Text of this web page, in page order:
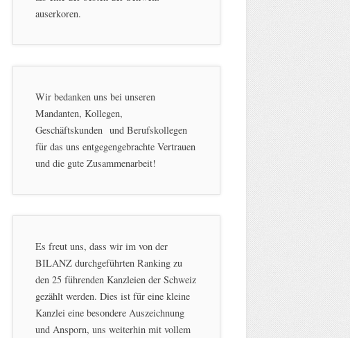
auserkoren.
Wir bedanken uns bei unseren
Mandanten, Kollegen,
Geschäftskunden und Berufskollegen
für das uns entgegengebrachte Vertrauen
und die gute Zusammenarbeit!
Es freut uns, dass wir im von der
BILANZ durchgeführten Ranking zu
den 25 führenden Kanzleien der Schweiz
gezählt werden. Dies ist für eine kleine
Kanzlei eine besondere Auszeichnung
und Ansporn, uns weiterhin mit vollem